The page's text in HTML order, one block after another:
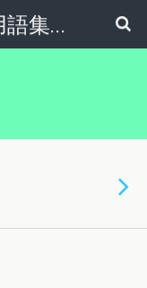
写真でわかる園芸用語集｜見て納得！かんたんガーデニング用語辞典